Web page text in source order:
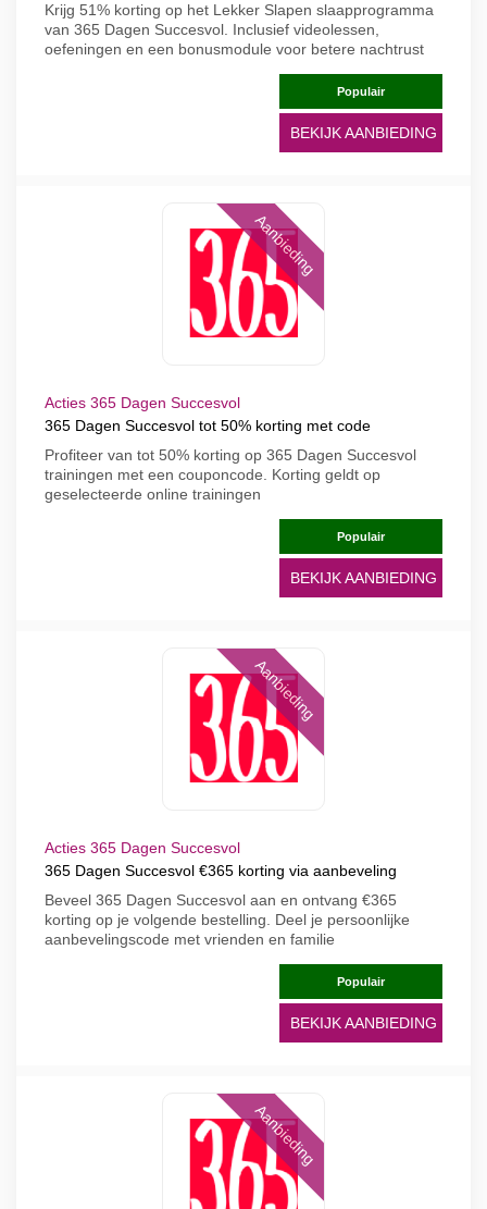
Krijg 51% korting op het Lekker Slapen slaapprogramma
van 365 Dagen Succesvol. Inclusief videolessen,
oefeningen en een bonusmodule voor betere nachtrust
Populair
BEKIJK AANBIEDING
Aanbieding
Acties 365 Dagen Succesvol
365 Dagen Succesvol tot 50% korting met code
Profiteer van tot 50% korting op 365 Dagen Succesvol
trainingen met een couponcode. Korting geldt op
geselecteerde online trainingen
Populair
BEKIJK AANBIEDING
Aanbieding
Acties 365 Dagen Succesvol
365 Dagen Succesvol €365 korting via aanbeveling
Beveel 365 Dagen Succesvol aan en ontvang €365
korting op je volgende bestelling. Deel je persoonlijke
aanbevelingscode met vrienden en familie
Populair
BEKIJK AANBIEDING
Aanbieding